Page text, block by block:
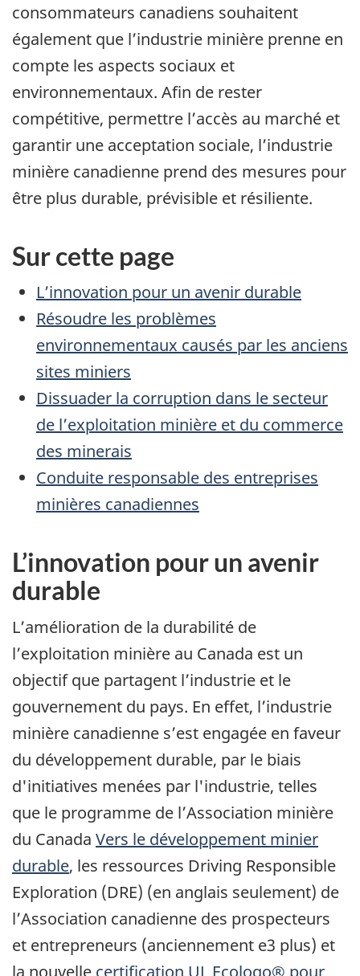
consommateurs canadiens souhaitent
également que l’industrie minière prenne en
compte les aspects sociaux et
environnementaux. Afin de rester
compétitive, permettre l’accès au marché et
garantir une acceptation sociale, l’industrie
minière canadienne prend des mesures pour
être plus durable, prévisible et résiliente.
Sur cette page
L’innovation pour un avenir durable
Résoudre les problèmes
environnementaux causés par les anciens
sites miniers
Dissuader la corruption dans le secteur
de l’exploitation minière et du commerce
des minerais
Conduite responsable des entreprises
minières canadiennes
L’innovation pour un avenir
durable
L’amélioration de la durabilité de
l’exploitation minière au Canada est un
objectif que partagent l’industrie et le
gouvernement du pays. En effet, l’industrie
minière canadienne s’est engagée en faveur
du développement durable, par le biais
d'initiatives menées par l'industrie, telles
que le programme de l’Association minière
du Canada Vers le développement minier
durable, les ressources Driving Responsible
Exploration (DRE) (en anglais seulement) de
l’Association canadienne des prospecteurs
et entrepreneurs (anciennement e3 plus) et
la nouvelle certification UL Ecologo® pour